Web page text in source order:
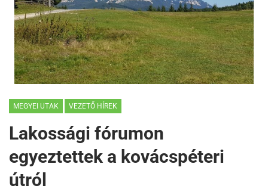
MEGYEI UTAK VEZETŐ HÍREK
Lakossági fórumon
egyeztettek a kovácspéteri
útról